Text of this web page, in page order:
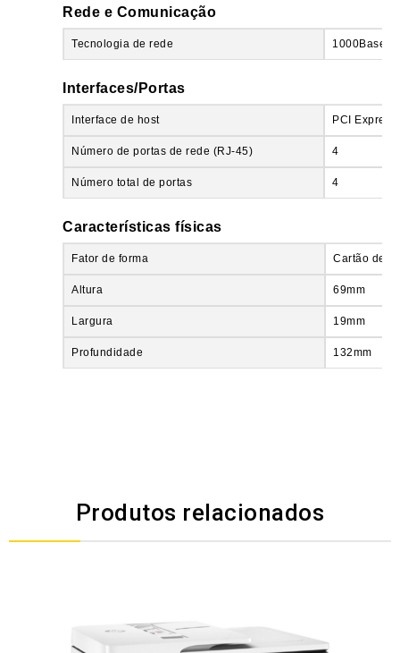
Rede e Comunicação
Tecnologia de rede 1000Base-T
Interfaces/Portas
Interface de host PCI
Número de portas de rede (RJ-45) 4
Número total de portas 4
Características físicas
Fator de forma Cartão de
Altura 69mm
Largura 19mm
Profundidade 132mm
Produtos relacionados